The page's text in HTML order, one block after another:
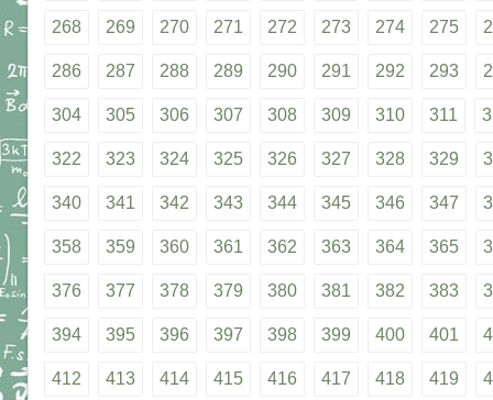
268 269 270 271 272 273 274 275
286 287 288 289 290 291 292 293
304 305 306 307 308 309 310 311
322 323 324 325 326 327 328 329
340 341 342 343 344 345 346 347
358 359 360 361 362 363 364 365
376 377 378 379 380 381 382 383
394 395 396 397 398 399 400 401
412 413 414 415 416 417 418 419